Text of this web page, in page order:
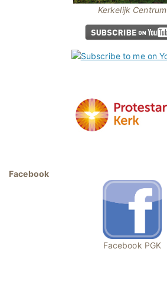
Kerkelijk Centrum
Facebook
Facebook PGK